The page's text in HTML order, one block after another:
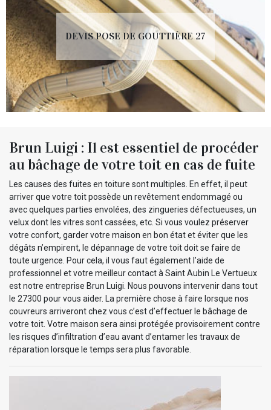
DEVIS POSE DE GOUTTIÈRE 27
Brun Luigi : Il est essentiel de procéder
au bâchage de votre toit en cas de fuite
Les causes des fuites en toiture sont multiples. En effet, il peut
arriver que votre toit possède un revêtement endommagé ou
avec quelques parties envolées, des zingueries défectueuses, un
velux dont les vitres sont cassées, etc. Si vous voulez préserver
votre confort, garder votre maison en bon état et éviter que les
dégâts n’empirent, le dépannage de votre toit doit se faire de
toute urgence. Pour cela, il vous faut également l’aide de
professionnel et votre meilleur contact à Saint Aubin Le Vertueux
est notre entreprise Brun Luigi. Nous pouvons intervenir dans tout
le 27300 pour vous aider. La première chose à faire lorsque nos
couvreurs arriveront chez vous c’est d’effectuer le bâchage de
votre toit. Votre maison sera ainsi protégée provisoirement contre
les risques d’infiltration d’eau avant d’entamer les travaux de
réparation lorsque le temps sera plus favorable.